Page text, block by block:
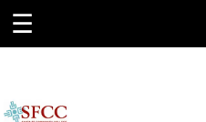
☰